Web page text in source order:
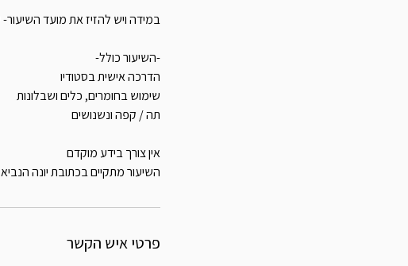
השיעור מתקיים בכתובת יונה הנביא 33, תל אביב
פרטי איש הקשר